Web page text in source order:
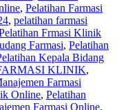
, Pelatihan Farmasi
, pelatihan farmasi
Frmasi Klinik
Farmasi, Pelatihan
Kepala Bidang
KLINIK,
Farmasi
Online, Pelatihan
Farmasi Online,